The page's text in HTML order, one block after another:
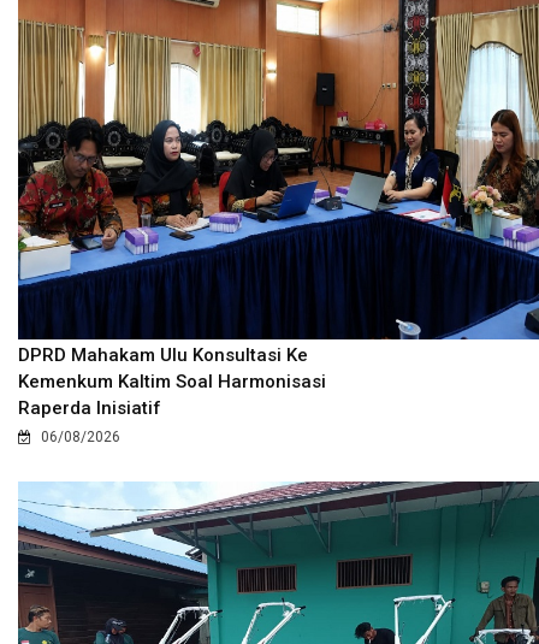
DPRD Mahakam Ulu Konsultasi Ke
Kemenkum Kaltim Soal Harmonisasi
Raperda Inisiatif
06/08/2026